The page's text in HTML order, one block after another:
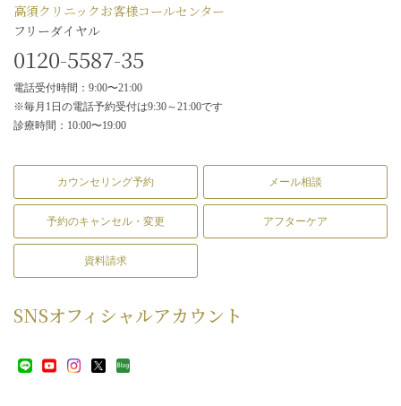
高須クリニックお客様コールセンター
フリーダイヤル
0120-5587-35
電話受付時間：9:00〜21:00
※毎月1日の電話予約受付は9:30～21:00です
診療時間：10:00〜19:00
カウンセリング予約 メール相談
予約のキャンセル・変更 アフターケア
資料請求
SNSオフィシャルアカウント